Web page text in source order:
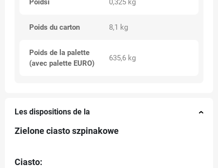
Poidsi 0,325 kg
Poids du carton 8,1 kg
Poids de la palette
(avec palette EURO)
635,6 kg
Les dispositions de la
Zielone ciasto szpinakowe
Ciasto: